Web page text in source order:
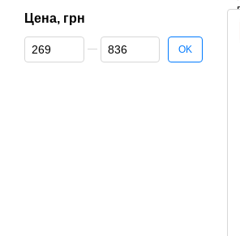
Цена, грн
От Цена, грн
До Цена, грн OK